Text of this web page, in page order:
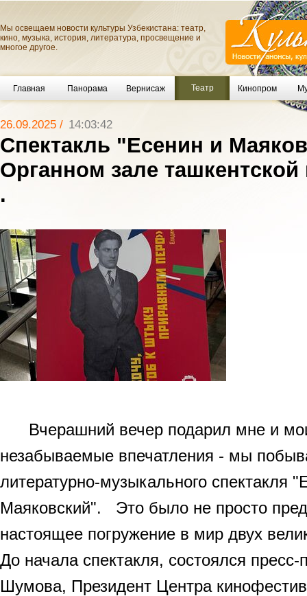
Мы освещаем новости культуры Узбекистана: театр,
кино, музыка, история, литература, просвещение и
многое другое.
Главная Панорама Вернисаж Театр Кинопром
26.09.2025 / 14:03:42
Спектакль "Есенин и
Органном зале ташкентской
.
Вчерашний вечер подарил мне и
незабываемые впечатления - мы
литературно-музыкального спектакля
Маяковский". Это было не просто
настоящее погружение в мир двух
До начала спектакля, состоялся пресс-
Шумова, Президент Центра